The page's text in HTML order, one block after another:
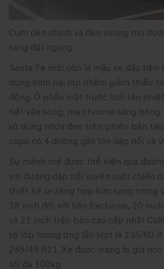
Cụm đèn chính và đèn sương mù
sang đặt ngang
Santa Fe mới còn là mẫu xe đầu tiên
dụng kính hai lớp nhằm giảm thiểu
động. Ở phần mặt trước lưới tản
tiết vân sóng, mạ chrome sáng bóng
sử dụng nhựa đen trên phiên bản
capo có 4 đường gân lớn dập nổi và
Sự mãnh mẽ được thể hiện qua
với đường dập nổi xuyên suốt chiều
thiết kế la-zăng hợp kim sang trọng
18 inch đối với bản Exclusive, 20
và 21 inch trên bản cao cấp nhất
số lốp tương ứng lần lượt là 235/60
245/45 R21. Xe được trang bị giá
tối đa 100kg